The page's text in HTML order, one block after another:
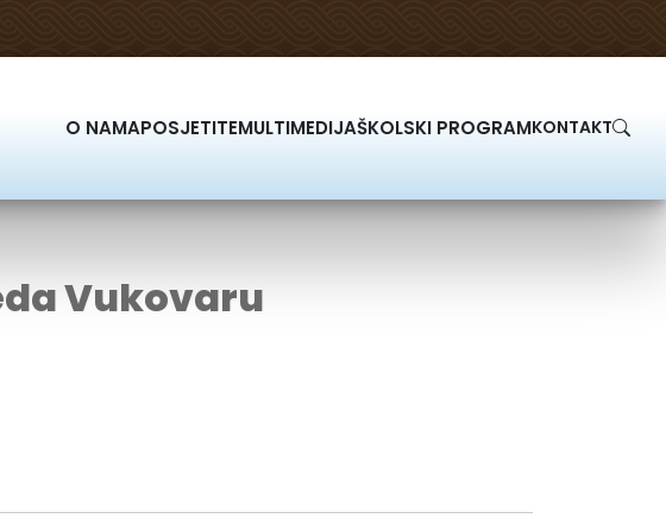
O NAMAPOSJETITEMULTIMEDIJAŠKOLSKI PROGRAMKONTAKT
Vukovaru